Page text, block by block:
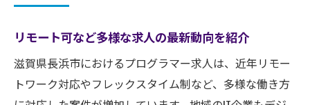
リモート可など多様な求人の最新動向を紹介
滋賀県長浜市におけるプログラマー求人は、近年リモー
トワーク対応やフレックスタイム制など、多様な働き方